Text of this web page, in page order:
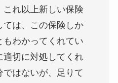
これ以上新しい保険
ては、この保険しか
もわかってくれてい
適切に対処してくれ
ではないが、足りて